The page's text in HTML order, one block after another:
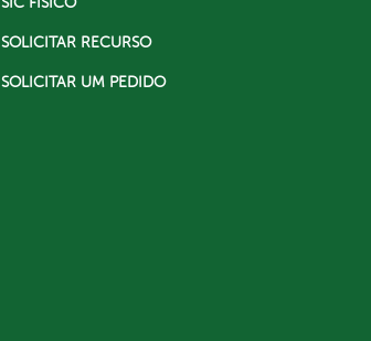
SOLICITAR RECURSO
SOLICITAR UM PEDIDO